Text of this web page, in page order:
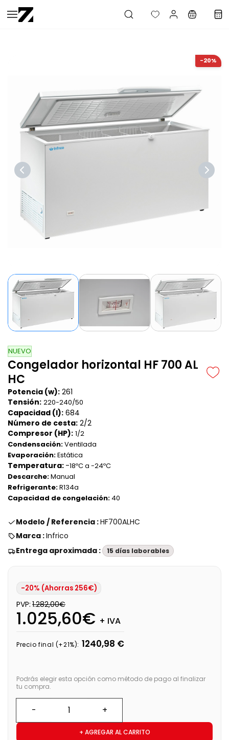
Saltar al
contenido
-20%
NUEVO
Congelador horizontal HF 700 AL
HC
Potencia (w): 261
Tensión: 220-240/50
Capacidad (l): 684
Número de cesta: 2/2
Compresor (HP): 1/2
Condensación:Ventilada
Evaporación:Estática
Temperatura: -18ºC a -24ºC
Descarche:Manual
Refrigerante:R134a
Capacidad de congelación:40
Modelo / Referencia :HF700ALHC
Marca :Infrico
Entrega aproximada :
15 días laborables
-20% (Ahorras 256€)
PVP: 1.282,00€
1.025,60€ + IVA
Precio final (+21%): 1240,98 €
Podrás elegir esta opción como método de pago al finalizar
tu compra.
+ AGREGAR AL CARRITO